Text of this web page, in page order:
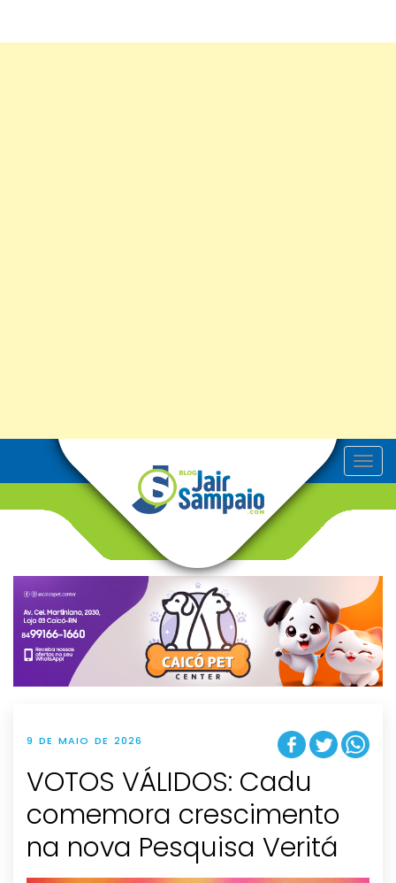
T
o
v
g
t
i
o
n
9 DE MAIO DE 2026
VOTOS VÁLIDOS: Cadu
comemora crescimento
na nova Pesquisa Veritá